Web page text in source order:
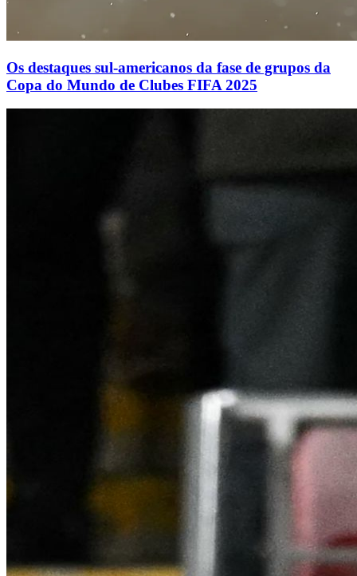
Os destaques sul-americanos da fase de grupos da
Copa do Mundo de Clubes FIFA 2025